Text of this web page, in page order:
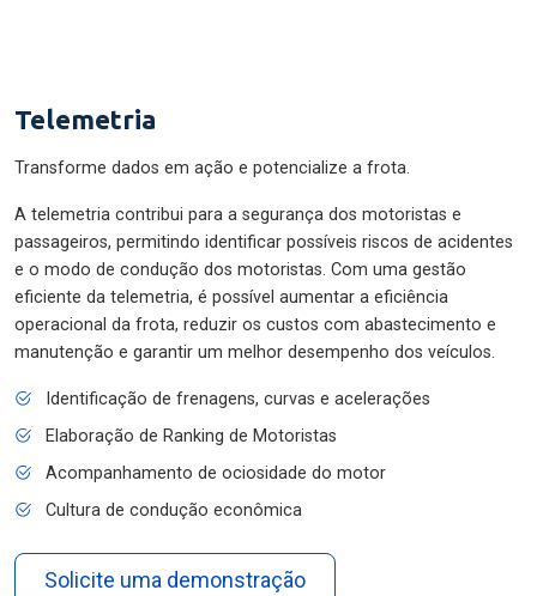
Telemetria
Transforme dados em ação e potencialize a frota.
A telemetria contribui para a segurança dos motoristas e
passageiros, permitindo identificar possíveis riscos de acidentes
e o modo de condução dos motoristas. Com uma gestão
eficiente da telemetria, é possível aumentar a eficiência
operacional da frota, reduzir os custos com abastecimento e
manutenção e garantir um melhor desempenho dos veículos.
Identificação de frenagens, curvas e acelerações
Elaboração de Ranking de Motoristas
Acompanhamento de ociosidade do motor
Cultura de condução econômica
Solicite uma demonstração